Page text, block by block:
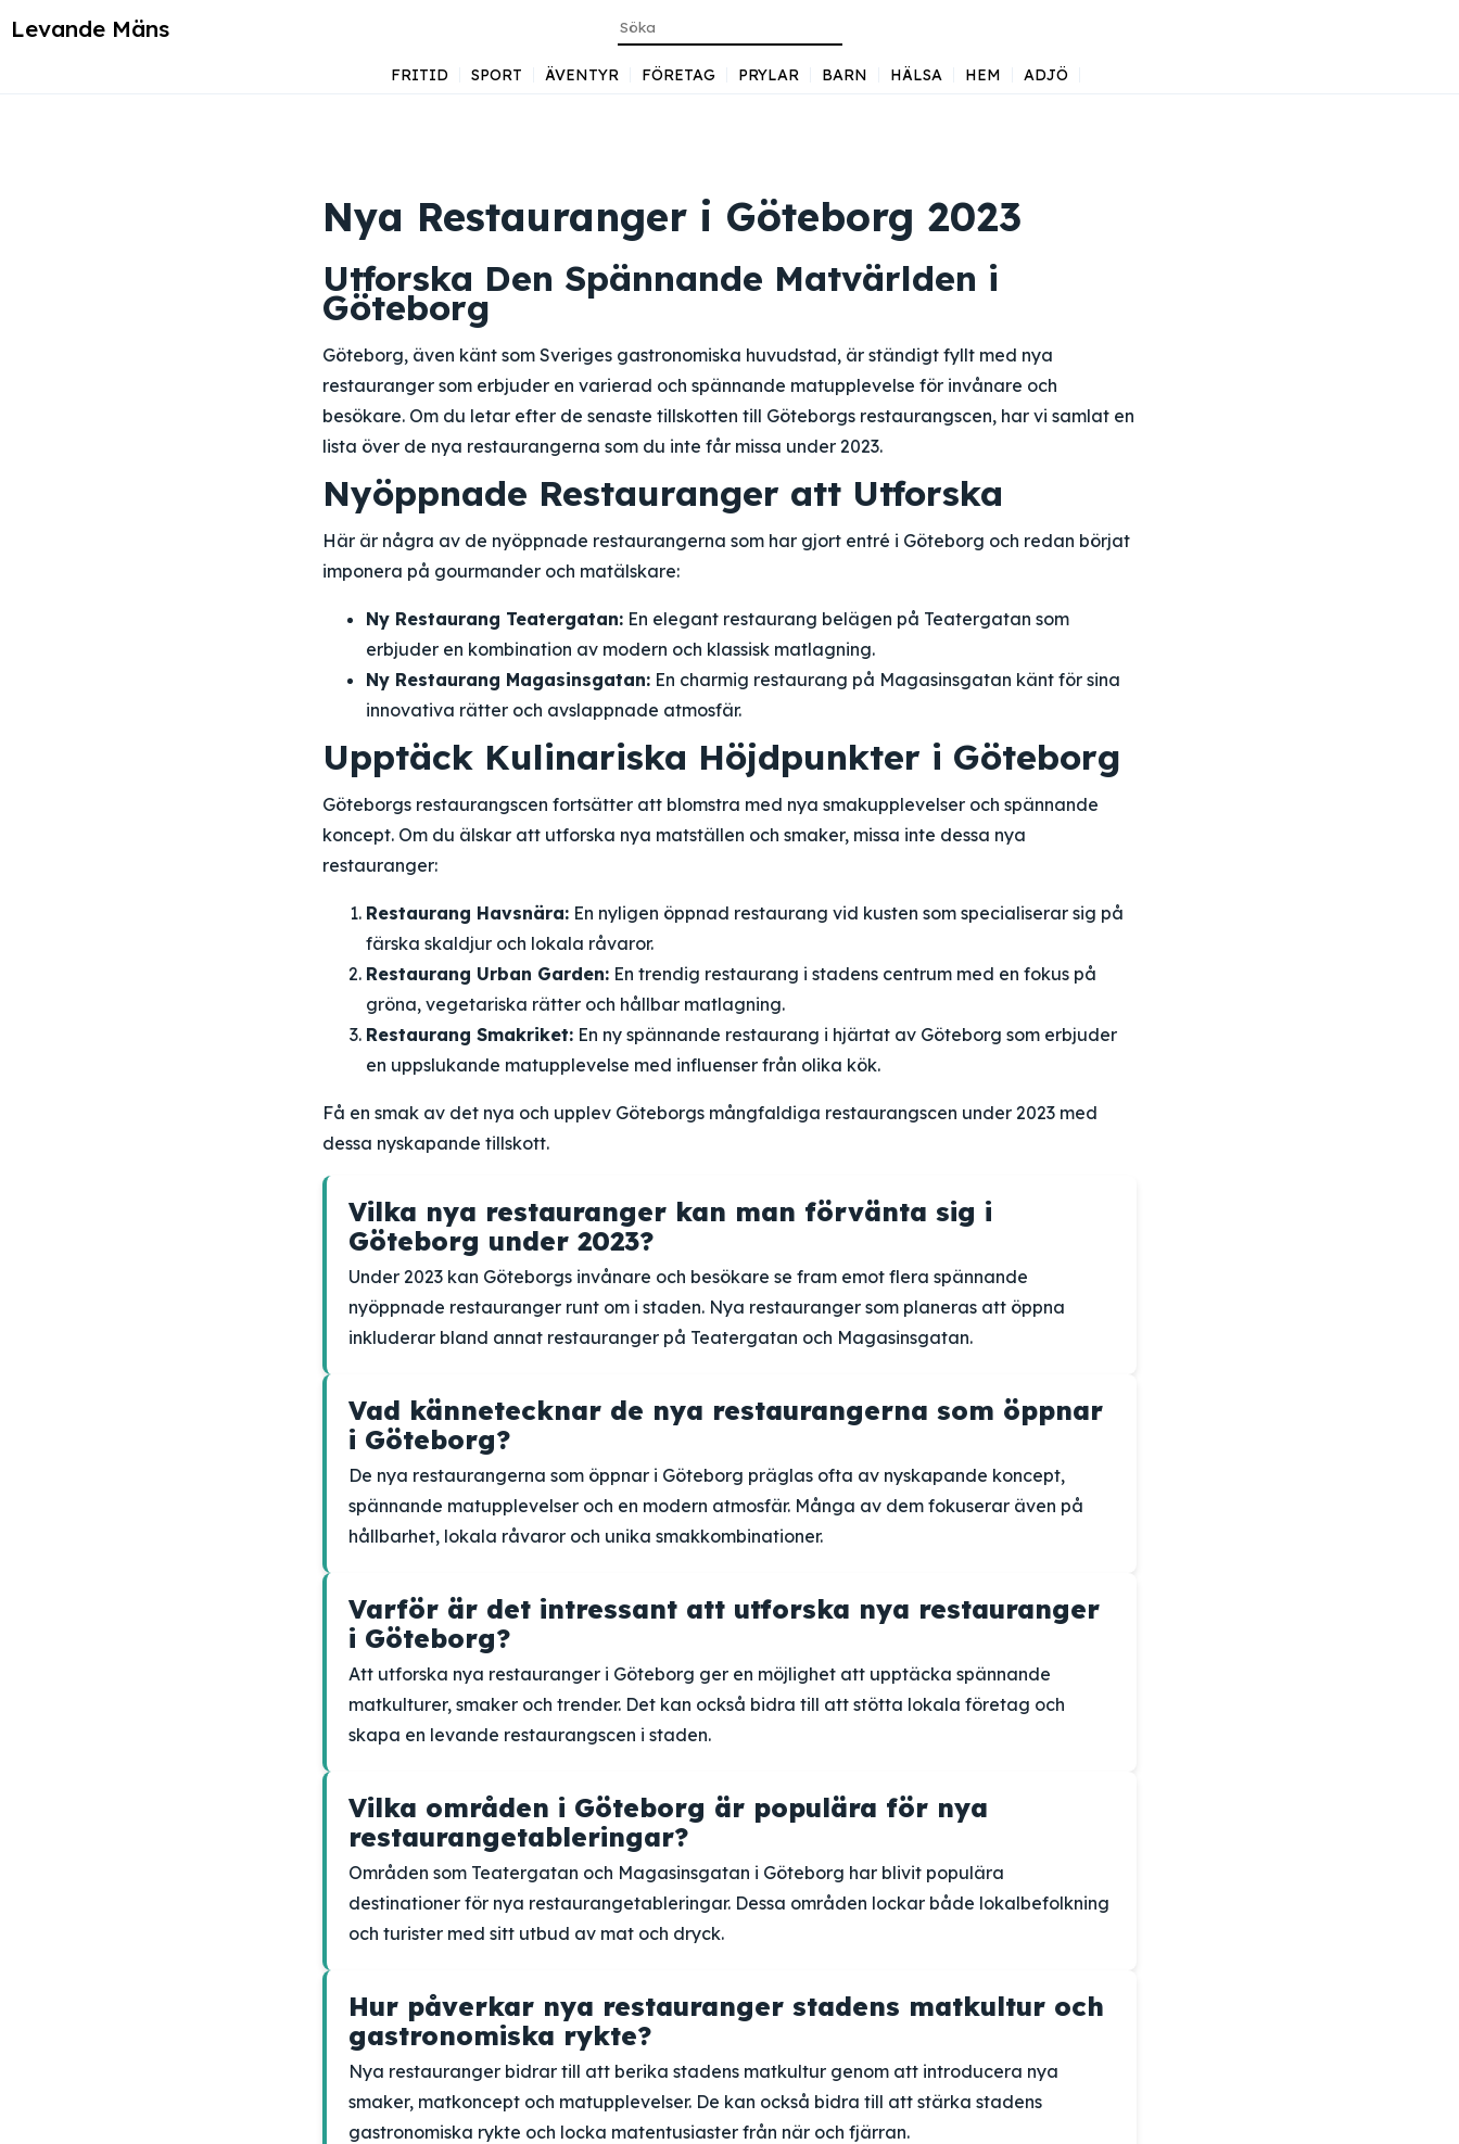
Levande Mäns
FRITID SPORT ÄVENTYR FÖRETAG PRYLAR BARN HÄLSA HEM ADJÖ
Nya Restauranger i Göteborg 2023
Utforska Den Spännande Matvärlden i
Göteborg
Göteborg, även känt som Sveriges gastronomiska huvudstad, är ständigt fyllt med nya
restauranger som erbjuder en varierad och spännande matupplevelse för invånare och
besökare. Om du letar efter de senaste tillskotten till Göteborgs restaurangscen, har vi samlat en
lista över de nya restaurangerna som du inte får missa under 2023.
Nyöppnade Restauranger att Utforska
Här är några av de nyöppnade restaurangerna som har gjort entré i Göteborg och redan börjat
imponera på gourmander och matälskare:
Ny Restaurang Teatergatan: En elegant restaurang belägen på Teatergatan som
erbjuder en kombination av modern och klassisk matlagning.
Ny Restaurang Magasinsgatan: En charmig restaurang på Magasinsgatan känt för sina
innovativa rätter och avslappnade atmosfär.
Upptäck Kulinariska Höjdpunkter i Göteborg
Göteborgs restaurangscen fortsätter att blomstra med nya smakupplevelser och spännande
koncept. Om du älskar att utforska nya matställen och smaker, missa inte dessa nya
restauranger:
Restaurang Havsnära: En nyligen öppnad restaurang vid kusten som specialiserar sig på
färska skaldjur och lokala råvaror.
Restaurang Urban Garden: En trendig restaurang i stadens centrum med en fokus på
gröna, vegetariska rätter och hållbar matlagning.
Restaurang Smakriket: En ny spännande restaurang i hjärtat av Göteborg som erbjuder
en uppslukande matupplevelse med influenser från olika kök.
Få en smak av det nya och upplev Göteborgs mångfaldiga restaurangscen under 2023 med
dessa nyskapande tillskott.
Vilka nya restauranger kan man förvänta sig i
Göteborg under 2023?
Under 2023 kan Göteborgs invånare och besökare se fram emot flera spännande
nyöppnade restauranger runt om i staden. Nya restauranger som planeras att öppna
inkluderar bland annat restauranger på Teatergatan och Magasinsgatan.
Vad kännetecknar de nya restaurangerna som öppnar
i Göteborg?
De nya restaurangerna som öppnar i Göteborg präglas ofta av nyskapande koncept,
spännande matupplevelser och en modern atmosfär. Många av dem fokuserar även på
hållbarhet, lokala råvaror och unika smakkombinationer.
Varför är det intressant att utforska nya restauranger
i Göteborg?
Att utforska nya restauranger i Göteborg ger en möjlighet att upptäcka spännande
matkulturer, smaker och trender. Det kan också bidra till att stötta lokala företag och
skapa en levande restaurangscen i staden.
Vilka områden i Göteborg är populära för nya
restaurangetableringar?
Områden som Teatergatan och Magasinsgatan i Göteborg har blivit populära
destinationer för nya restaurangetableringar. Dessa områden lockar både lokalbefolkning
och turister med sitt utbud av mat och dryck.
Hur påverkar nya restauranger stadens matkultur och
gastronomiska rykte?
Nya restauranger bidrar till att berika stadens matkultur genom att introducera nya
smaker, matkoncept och matupplevelser. De kan också bidra till att stärka stadens
gastronomiska rykte och locka matentusiaster från när och fjärran.